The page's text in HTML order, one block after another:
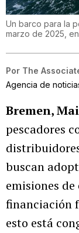
Un barco para la
marzo de 2025,
Por The
Agencia de
Bremen,
pescadores
buscan
emisiones
financiación
esto está